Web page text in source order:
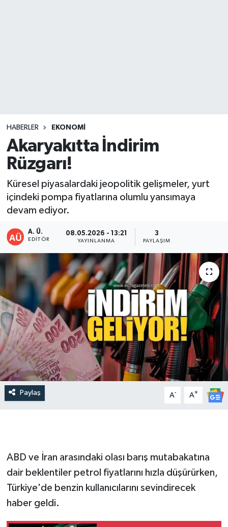
HABERLER EKONOMİ
Akaryakıtta İndirim
Rüzgarı!
Küresel piyasalardaki jeopolitik gelişmeler, yurt
içindeki pompa fiyatlarına olumlu yansımaya
devam ediyor.
A. Ü.
EDITÖR
08.05.2026 - 13:21
YAYINLANMA
3
PAYLAŞIM
Paylaş A- A+
ABD ve İran arasındaki olası barış mutabakatına
dair beklentiler petrol fiyatlarını hızla düşürürken,
Türkiye'de benzin kullanıcılarını sevindirecek
haber geldi.
KASTAMONU